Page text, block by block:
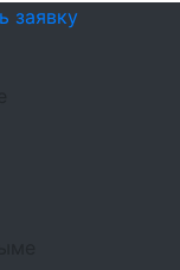
заявку